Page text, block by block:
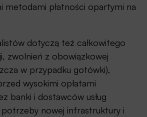
metodami płatności opartymi na
dotyczą też całkowitego
zwolnień z obowiązkowej
w przypadku gotówki),
wysokimi opłatami
banki i dostawców usług
potrzeby nowej infrastruktury i